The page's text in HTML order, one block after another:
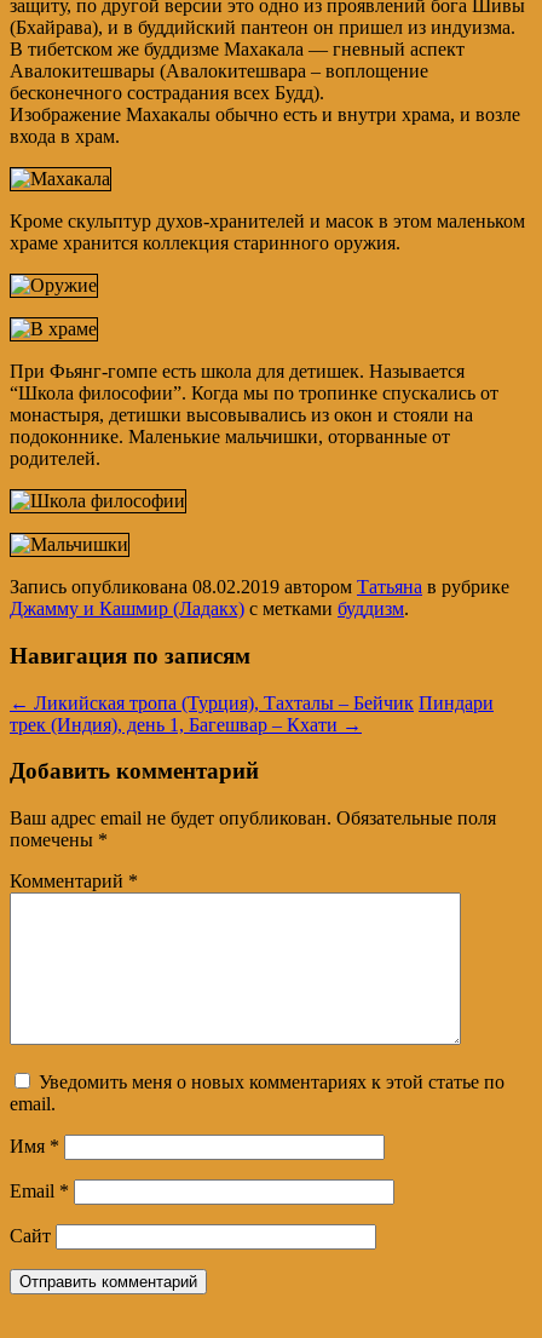
защиту, по другой версии это одно из проявлений бога Шивы
(Бхайрава), и в буддийский пантеон он пришел из индуизма.
В тибетском же буддизме Махакала — гневный аспект
Авалокитешвары (Авалокитешвара – воплощение
бесконечного сострадания всех Будд).
Изображение Махакалы обычно есть и внутри храма, и возле
входа в храм.
Кроме скульптур духов-хранителей и масок в этом маленьком
храме хранится коллекция старинного оружия.
При Фьянг-гомпе есть школа для детишек. Называется
“Школа философии”. Когда мы по тропинке спускались от
монастыря, детишки высовывались из окон и стояли на
подоконнике. Маленькие мальчишки, оторванные от
родителей.
Запись опубликована 08.02.2019 автором Татьяна в рубрике
Джамму и Кашмир (Ладакх) с метками буддизм.
Навигация по записям
← Ликийская тропа (Турция), Тахталы – Бейчик Пиндари
трек (Индия), день 1, Багешвар – Кхати →
Добавить комментарий
Ваш адрес email не будет опубликован. Обязательные поля
помечены *
Комментарий *
Уведомить меня о новых комментариях к этой статье по
email.
Имя *
Email *
Сайт